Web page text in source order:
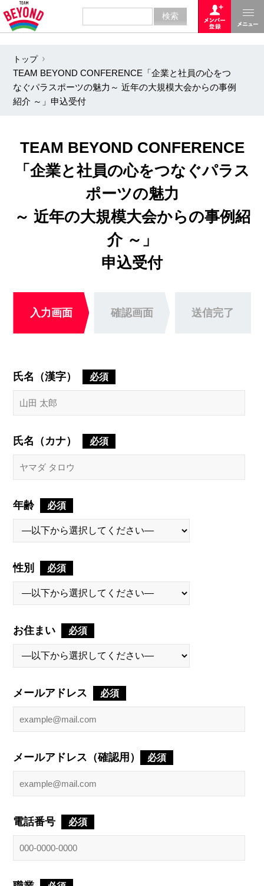
トップ
TEAM BEYOND CONFERENCE「企業と社員の心をつ
なぐパラスポーツの魅力～ 近年の大規模大会からの事例
紹介 ～」申込受付
TEAM BEYOND CONFERENCE
「企業と社員の心をつなぐパラス
ポーツの魅力
～ 近年の大規模大会からの事例紹
介 ～」
申込受付
入力画面 確認画面 送信完了
氏名（漢字） 必須
氏名（カナ） 必須
年齢 必須
性別 必須
お住まい 必須
メールアドレス 必須
メールアドレス（確認用） 必須
電話番号 必須